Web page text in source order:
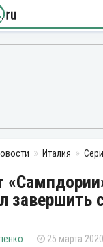
Италия
завершить
25 марта